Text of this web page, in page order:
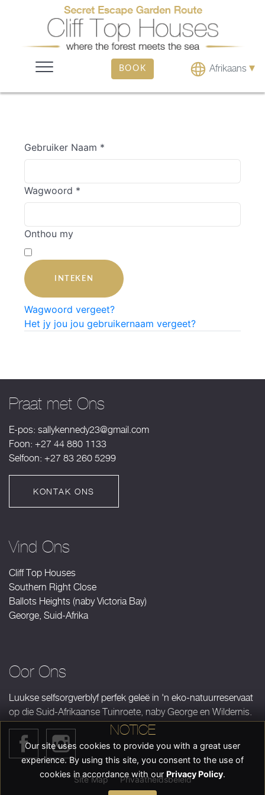
BOOK Afrikaans ▾
Gebruiker Naam *
Wagwoord *
Onthou my
INTEKEN
Wagwoord vergeet?
Het jy jou jou gebruikernaam vergeet?
Praat met Ons
E-pos: sallykennedy23@gmail.com
Foon: +27 44 880 1133
Selfoon: +27 83 260 5299
KONTAK ONS
Vind Ons
Cliff Top Houses
Southern Right Close
Ballots Heights (naby Victoria Bay)
George, Suid-Afrika
Oor Ons
Luukse selfsorgverblyf perfek geleë in 'n eko-natuurreservaat
op die Suid-Afrikaanse Tuinroete, naby George en Wildernis.
Site Map Privaatheidsbeleid
NOTICE
Our site uses cookies to provide you with a great user
experience. By using this site, you consent to the use of
cookies in accordance with our Privacy Policy.